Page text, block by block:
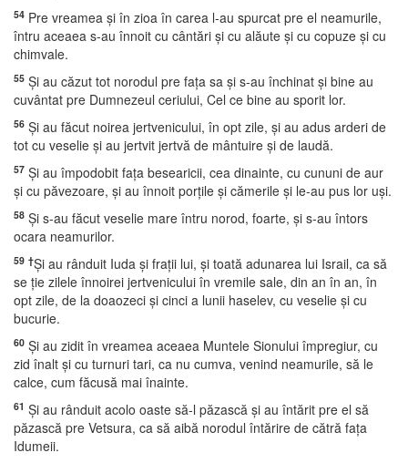
54 Pre vreamea şi în zioa în carea l-au spurcat pre el neamurile,
întru aceaea s-au înnoit cu cântări şi cu alăute şi cu copuze şi cu
chimvale.
55 Şi au căzut tot norodul pre faţa sa şi s-au închinat şi bine au
cuvântat pre Dumnezeul ceriului, Cel ce bine au sporit lor.
56 Şi au făcut noirea jertvenicului, în opt zile, şi au adus arderi de
tot cu veselie şi au jertvit jertvă de mântuire şi de laudă.
57 Şi au împodobit faţa besearicii, cea dinainte, cu cununi de aur
şi cu păvezoare, şi au înnoit porţile şi cămerile şi le-au pus lor uşi.
58 Şi s-au făcut veselie mare întru norod, foarte, şi s-au întors
ocara neamurilor.
59 †Şi au rânduit Iuda şi fraţii lui, şi toată adunarea lui Israil, ca să
se ţie zilele înnoirei jertvenicului în vremile sale, din an în an, în
opt zile, de la doaozeci şi cinci a lunii haselev, cu veselie şi cu
bucurie.
60 Şi au zidit în vreamea aceaea Muntele Sionului împregiur, cu
zid înalt şi cu turnuri tari, ca nu cumva, venind neamurile, să le
calce, cum făcusă mai înainte.
61 Şi au rânduit acolo oaste să-l păzască şi au întărit pre el să
păzască pre Vetsura, ca să aibă norodul întărire de cătră faţa
Idumeii.